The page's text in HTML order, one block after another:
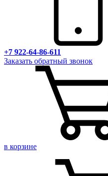
+7 922-64-86-611
Заказать обратный звонок
в корзине